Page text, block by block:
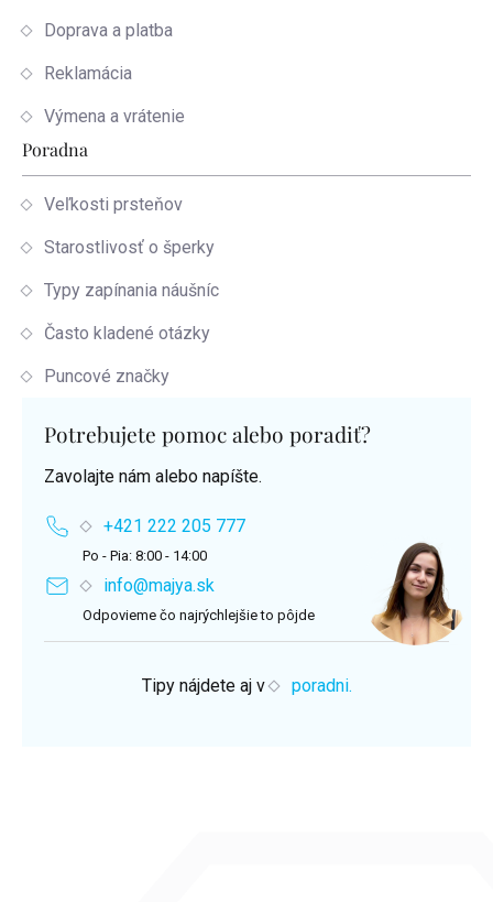
Doprava a platba
Reklamácia
Výmena a vrátenie
Poradna
Veľkosti prsteňov
Starostlivosť o šperky
Typy zapínania náušníc
Často kladené otázky
Puncové značky
Potrebujete pomoc alebo poradiť?
Zavolajte nám alebo napíšte.
+421 222 205 777
Po - Pia: 8:00 - 14:00
info@majya.sk
Odpovieme čo najrýchlejšie to pôjde
Tipy nájdete aj v poradni.